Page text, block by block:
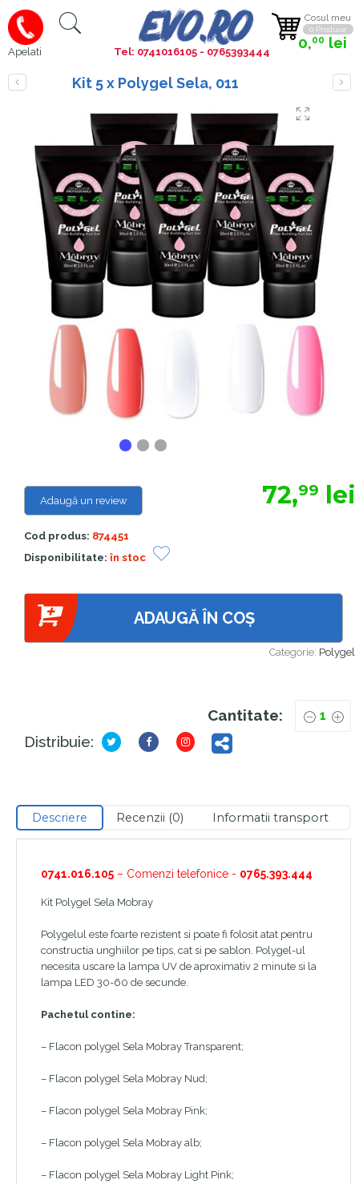
Apelati
Cosul meu
0 Produse
0,00 lei
Tel: 0741016105 - 0765393444
Kit 5 x Polygel Sela, 011
Categorie: Polygel
Adaugă un review
Cod produs: 874451
Disponibilitate: în stoc
72,99 lei
ADAUGĂ ÎN COȘ
Cantitate:
Distribuie:
Descriere Recenzii (0) Informatii transport
0741.016.105 – Comenzi telefonice - 0765.393.444
Kit Polygel Sela Mobray
Polygelul este foarte rezistent si poate fi folosit atat pentru
constructia unghiilor pe tips, cat si pe sablon. Polygel-ul
necesita uscare la lampa UV de aproximativ 2 minute si la
lampa LED 30-60 de secunde.
Pachetul contine:
– Flacon polygel Sela Mobray Transparent;
– Flacon polygel Sela Mobray Nud;
– Flacon polygel Sela Mobray Pink;
– Flacon polygel Sela Mobray alb;
– Flacon polygel Sela Mobray Light Pink;